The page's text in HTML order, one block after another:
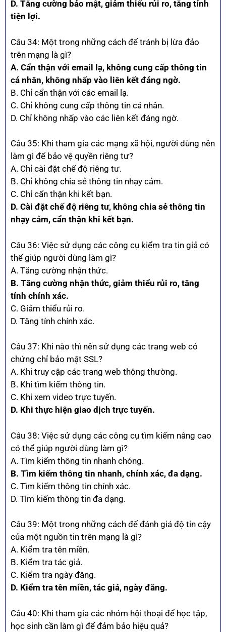
D. Tăng cường bảo mật, giảm thiểu rủi ro, tăng tính
tiện lợi.
Câu 34: Một trong những cách để tránh bị lừa đảo
trên mạng là gì?
A. Cẩn thận với email lạ, không cung cấp thông tin
cá nhân, không nhấp vào liên kết đáng ngờ.
B. Chỉ cẩn thận với các email lạ.
C. Chỉ không cung cấp thông tin cá nhân.
D. Chỉ không nhấp vào các liên kết đáng ngờ.
Câu 35: Khi tham gia các mạng xã hội, người dùng nên
làm gì để bảo vệ quyền riêng tư?
A. Chỉ cài đặt chế độ riêng tư.
B. Chỉ không chia sẻ thông tin nhạy cảm.
C. Chỉ cẩn thận khi kết bạn.
D. Cài đặt chế độ riêng tư, không chia sẻ thông tin
nhạy cảm, cẩn thận khi kết bạn.
Câu 36: Việc sử dụng các công cụ kiểm tra tin giả có
thể giúp người dùng làm gì?
A. Tăng cường nhận thức.
B. Tăng cường nhận thức, giảm thiểu rủi ro, tăng
tính chính xác.
C. Giảm thiểu rủi ro.
D. Tăng tính chính xác.
Câu 37: Khi nào thì nên sử dụng các trang web có
chứng chỉ bảo mật SSL?
A. Khi truy cập các trang web thông thường.
B. Khi tìm kiếm thông tin.
C. Khi xem video trực tuyến.
D. Khi thực hiện giao dịch trực tuyến.
Câu 38: Việc sử dụng các công cụ tìm kiếm nâng cao
có thể giúp người dùng làm gì?
A. Tìm kiếm thông tin nhanh chóng.
B. Tìm kiếm thông tin nhanh, chính xác, đa dạng.
C. Tìm kiếm thông tin chính xác.
D. Tìm kiếm thông tin đa dạng.
Câu 39: Một trong những cách để đánh giá độ tin cậy
của một nguồn tin trên mạng là gì?
A. Kiểm tra tên miền.
B. Kiểm tra tác giả.
C. Kiểm tra ngày đăng.
D. Kiểm tra tên miền, tác giả, ngày đăng.
Câu 40: Khi tham gia các nhóm hội thoại để học tập,
học sinh cần làm gì để đảm bảo hiệu quả?